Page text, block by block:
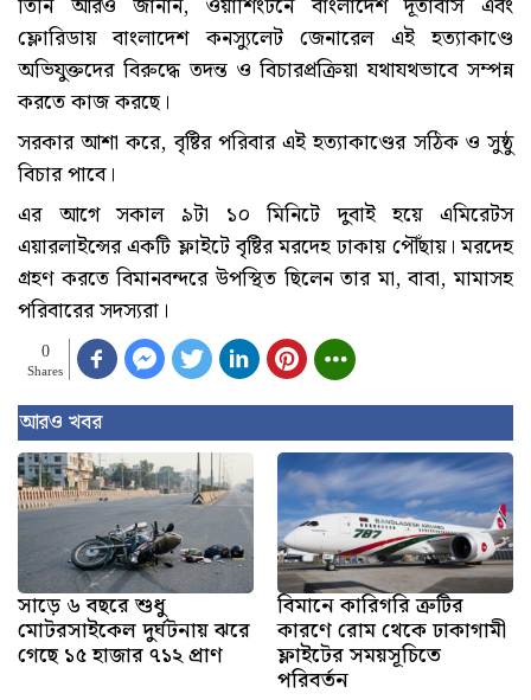
ফ্লোরিডায় বাংলাদেশ কনস্যুলেট জেনারেল এই হত্যাকাণ্ডে
অভিযুক্তদের বিরুদ্ধে তদন্ত ও বিচারপ্রক্রিয়া যথাযথভাবে সম্পন্ন
করতে কাজ করছে।
সরকার আশা করে, বৃষ্টির পরিবার এই হত্যাকাণ্ডের সঠিক ও সুষ্ঠু
বিচার পাবে।
এর আগে সকাল ৯টা ১০ মিনিটে দুবাই হয়ে এমিরেটস
এয়ারলাইন্সের একটি ফ্লাইটে বৃষ্টির মরদেহ ঢাকায় পৌঁছায়। মরদেহ
গ্রহণ করতে বিমানবন্দরে উপস্থিত ছিলেন তার মা, বাবা, মামাসহ
পরিবারের সদস্যরা।
0
Shares
আরও খবর
সাড়ে ৬ বছরে শুধু
মোটরসাইকেল দুর্ঘটনায় ঝরে
গেছে ১৫ হাজার ৭১২ প্রাণ
বিমানে কারিগরি ত্রুটির
কারণে রোম থেকে ঢাকাগামী
ফ্লাইটের সময়সূচিতে
পরিবর্তন